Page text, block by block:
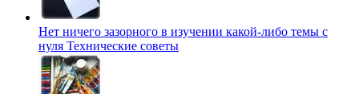
Нет ничего зазорного в изучении какой-либо темы с
нуля Технические советы